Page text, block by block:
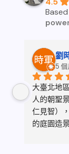
劉
5 個
大臺北地
人的朝聖
仁見智）
的庭園造
再贅述。